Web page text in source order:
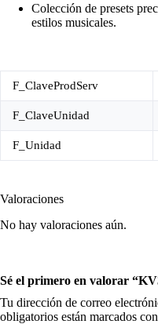
Colección de presets
estilos musicales.
F_ClaveProdServ
F_ClaveUnidad
F_Unidad
Valoraciones
No hay valoraciones aún.
Sé el primero en valorar
Tu dirección de correo
obligatorios están marcados con